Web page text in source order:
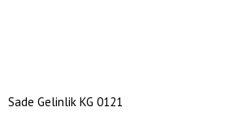
Sade Gelinlik KG 0121